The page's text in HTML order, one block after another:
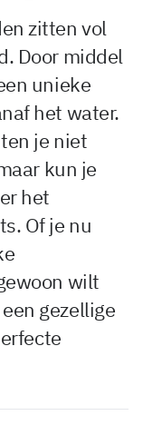
zitten vol
Door middel
unieke
het water.
je niet
kun je
het
Of je nu
wilt
gezellige